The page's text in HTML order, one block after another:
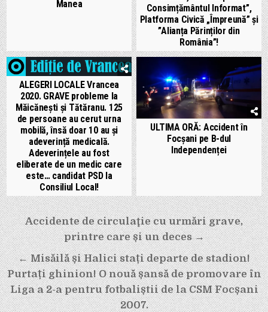
Manea
Consimțământul Informat”,
Platforma Civică „Împreună” și
”Alianța Părinților din
România”!
ALEGERI LOCALE Vrancea
2020. GRAVE probleme la
Măicănești și Tătăranu. 125
de persoane au cerut urna
mobilă, însă doar 10 au și
adeverință medicală.
Adeverințele au fost
eliberate de un medic care
este… candidat PSD la
Consiliul Local!
ULTIMA ORĂ: Accident în
Focşani pe B-dul
Independenței
Navigare
în
articole
Accidente de circulaţie cu urmări grave,
printre care și un deces →
← Misăilă și Halici stați departe de stadion!
Purtați ghinion! O nouă șansă de promovare în
Liga a 2-a pentru fotbaliștii de la CSM Focșani
2007.